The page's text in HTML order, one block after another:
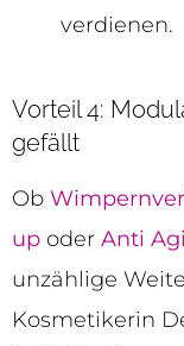
verdienen.
Vorteil 4:
gefällt
Ob
up oder Anti
unzählige
Kosmetikerin